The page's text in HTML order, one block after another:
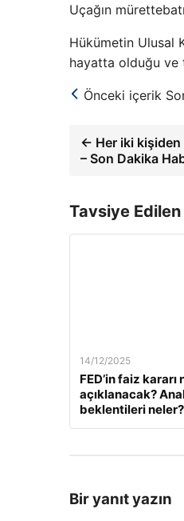
Uçağın
Hükümetin Ulusal
hayatta olduğu
Önceki içerik
← Her iki kişiden
– Son Dakika
Tavsiye
14/12/2025
FED’in faiz kararı
açıklanacak?
beklentileri neler?
Bir yanıt yazın